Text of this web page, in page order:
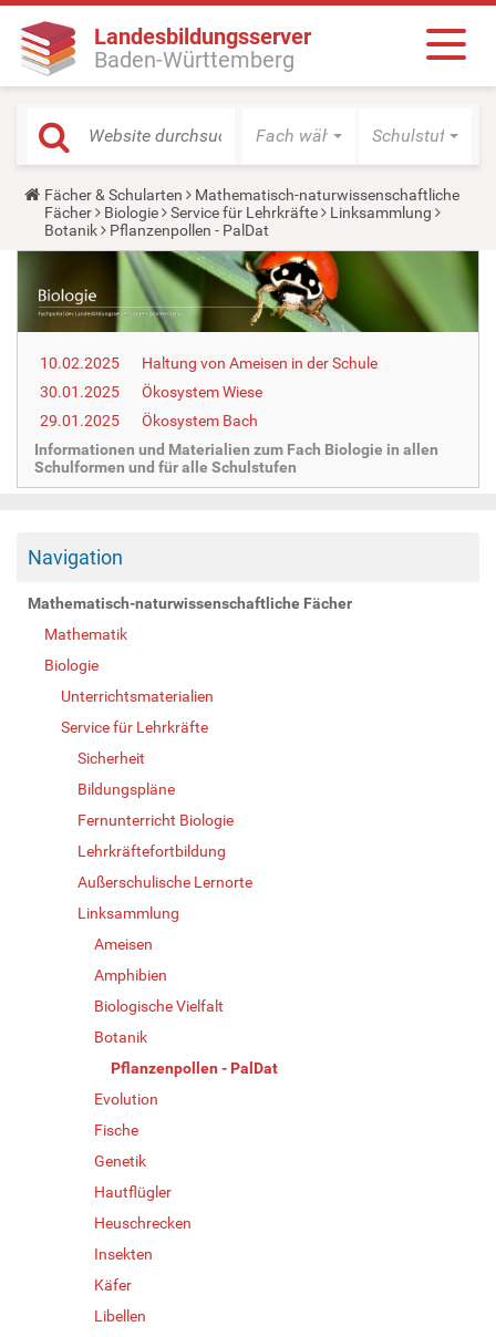
Landesbildungsserver
Baden-Württemberg
Fach wählen Schulstufe
Y
o
u
a
h
e
r
:
Fächer & Schularten
Mathematisch-naturwissenschaftliche
Fächer
Biologie Service für Lehrkräfte
Linksammlung
Botanik
Pflanzenpollen - PalDat
10.02.2025
Haltung von Ameisen in der Schule
30.01.2025
Ökosystem Wiese
29.01.2025
Ökosystem Bach
Informationen und Materialien zum Fach Biologie in allen
Schulformen und für alle Schulstufen
Navigation
Mathematisch-naturwissenschaftliche Fächer
Mathematik
Biologie
Unterrichtsmaterialien
Service für Lehrkräfte
Sicherheit
Bildungspläne
Fernunterricht Biologie
Lehrkräftefortbildung
Außerschulische Lernorte
Linksammlung
Ameisen
Amphibien
Biologische Vielfalt
Botanik
Pflanzenpollen - PalDat
Evolution
Fische
Genetik
Hautflügler
Heuschrecken
Insekten
Käfer
Libellen